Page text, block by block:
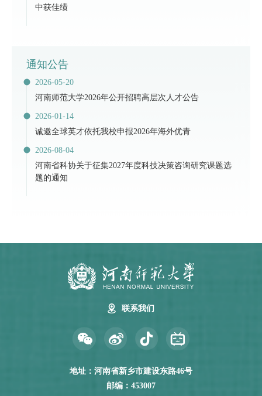
中获佳绩
通知公告
2026-05-20
河南师范大学2026年公开招聘高层次人才公告
2026-01-14
诚邀全球英才依托我校申报2026年海外优青
2026-08-04
河南省科协关于征集2027年度科技决策咨询研究课题选
题的通知
联系我们
地址：河南省新乡市建设东路46号
邮编：453007